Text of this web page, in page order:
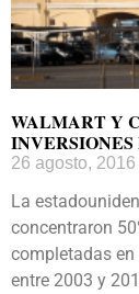
WALMART Y
26 agosto, 2016
La
concentraron
completadas
entre 2003 y